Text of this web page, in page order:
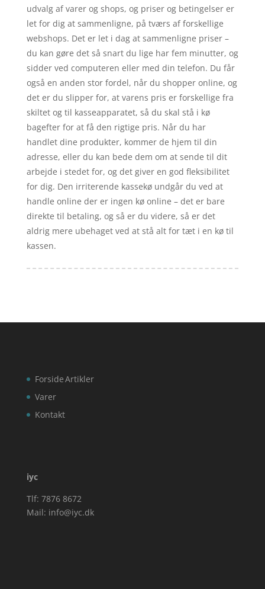
udvalg af varer og shops, og priser og betingelser er
let for dig at sammenligne, på tværs af forskellige
webshops. Det er let i dag at sammenligne priser –
du kan gøre det så snart du lige har fem minutter, og
sidder ved computeren eller med din telefon. Du får
også en anden stor fordel, når du shopper online, og
det er du slipper for, at varens pris er forskellige fra
skiltet og til kasseapparatet, så du skal stå i kø
bagefter for at få den rigtige pris. Når du har
handlet dine produkter, kommer de hjem til din
adresse, eller du kan bede dem om at sende til dit
arbejde i stedet for, og det giver en god fleksibilitet
for dig. Den irriterende kassekø undgår du ved at
handle online der er ingen kø online – det er bare
direkte til betaling, og så er du videre, så er det
aldrig mere ubehaget ved at stå alt for tæt i en kø til
kassen.
Forside
Varer
Kontakt
Artikler
iyc
Tlf: 7876 8672
Mail: info@iyc.dk